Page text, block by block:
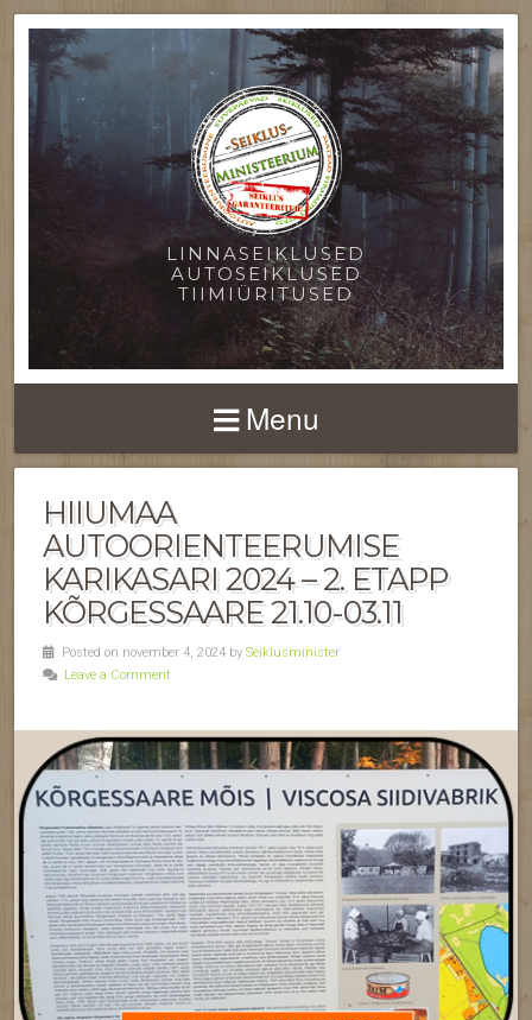
LINNASEIKLUSED
AUTOSEIKLUSED
TIIMIÜRITUSED
Menu
HIIUMAA
AUTOORIENTEERUMISE
KARIKASARI 2024 – 2. ETAPP
KÕRGESSAARE 21.10-03.11
Posted on november 4, 2024 by Seiklusminister
Leave a Comment